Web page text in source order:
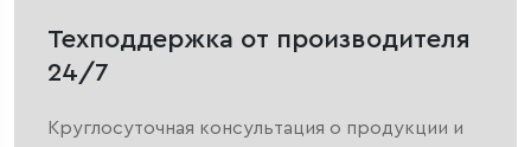
Техподдержка от производителя
24/7
Круглосуточная консультация о продукции и